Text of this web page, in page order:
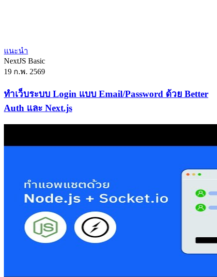
แนะนำ
NextJS Basic
19 ก.พ. 2569
ทำเว็บระบบ Login แบบ Email/Password ด้วย Better
Auth และ Next.js